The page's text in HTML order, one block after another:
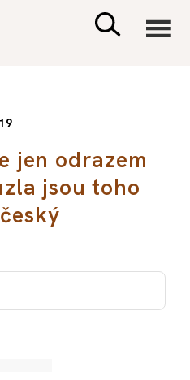
A DĚTI
jen odrazem
jsou toho